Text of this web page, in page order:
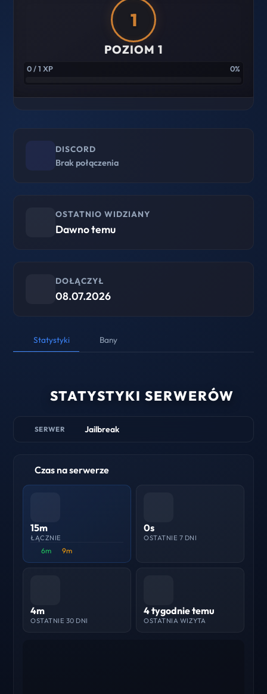
1
POZIOM 1
0 / 1 XP 0%
DISCORD
Brak połączenia
OSTATNIO WIDZIANY
Dawno temu
DOŁĄCZYŁ
08.07.2026
Statystyki Bany
STATYSTYKI SERWERÓW
SERWER Jailbreak
Czas na serwerze
15m
ŁĄCZNIE
6m 9m
0s
OSTATNIE 7 DNI
4m
OSTATNIE 30 DNI
4 tygodnie temu
OSTATNIA WIZYTA